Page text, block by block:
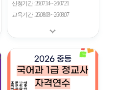
신청기간 26.07.14 ~ 26.07.21
교육기간 26.08.03 ~ 26.08.07